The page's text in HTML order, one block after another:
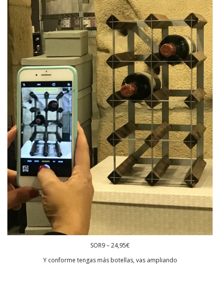
SOR9 – 24,95€
Y conforme tengas más botellas, vas ampliando